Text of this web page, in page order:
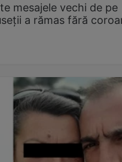
mesajele vechi de pe
a rămas fără